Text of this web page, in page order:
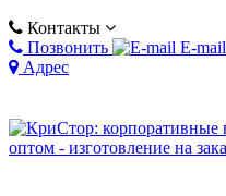
Контакты
Позвонить
E-mail
Адрес